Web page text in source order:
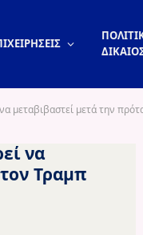
μεταβιβαστεί μετά την
να
Τραμπ